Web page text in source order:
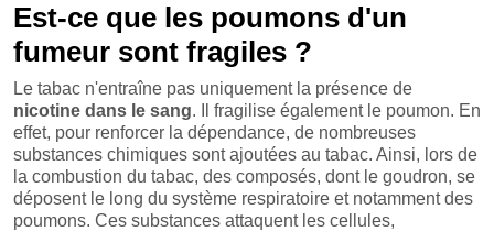
Est-ce que les poumons d'un
fumeur sont fragiles ?
Le tabac n'entraîne pas uniquement la présence de
nicotine dans le sang. Il fragilise également le poumon. En
effet, pour renforcer la dépendance, de nombreuses
substances chimiques sont ajoutées au tabac. Ainsi, lors de
la combustion du tabac, des composés, dont le goudron, se
déposent le long du système respiratoire et notamment des
poumons. Ces substances attaquent les cellules,